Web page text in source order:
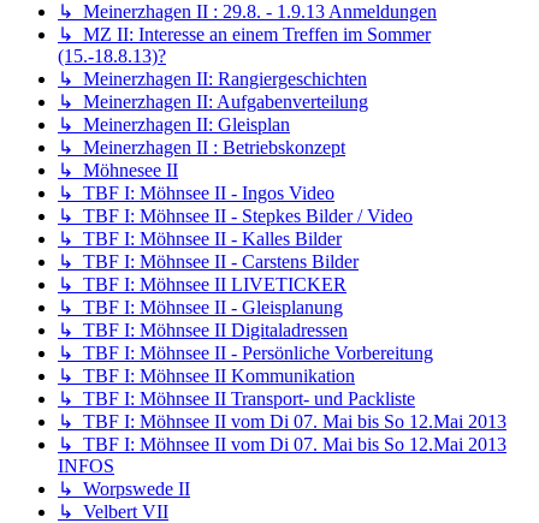
↳ Meinerzhagen II : 29.8. - 1.9.13 Anmeldungen
↳ MZ II: Interesse an einem Treffen im Sommer
(15.-18.8.13)?
↳ Meinerzhagen II: Rangiergeschichten
↳ Meinerzhagen II: Aufgabenverteilung
↳ Meinerzhagen II: Gleisplan
↳ Meinerzhagen II : Betriebskonzept
↳ Möhnesee II
↳ TBF I: Möhnsee II - Ingos Video
↳ TBF I: Möhnsee II - Stepkes Bilder / Video
↳ TBF I: Möhnsee II - Kalles Bilder
↳ TBF I: Möhnsee II - Carstens Bilder
↳ TBF I: Möhnsee II LIVETICKER
↳ TBF I: Möhnsee II - Gleisplanung
↳ TBF I: Möhnsee II Digitaladressen
↳ TBF I: Möhnsee II - Persönliche Vorbereitung
↳ TBF I: Möhnsee II Kommunikation
↳ TBF I: Möhnsee II Transport- und Packliste
↳ TBF I: Möhnsee II vom Di 07. Mai bis So 12.Mai 2013
↳ TBF I: Möhnsee II vom Di 07. Mai bis So 12.Mai 2013
INFOS
↳ Worpswede II
↳ Velbert VII